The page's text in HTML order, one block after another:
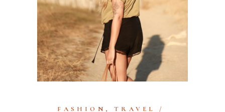
FASHION ,TRAVEL